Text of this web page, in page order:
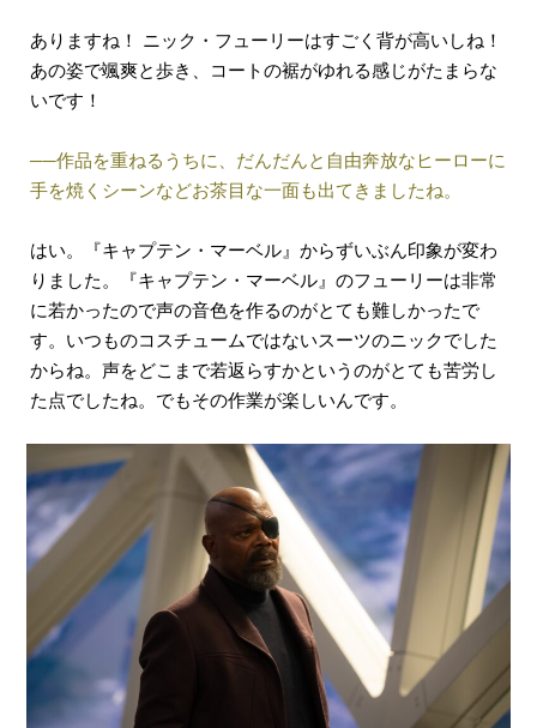
ありますね！ ニック・フューリーはすごく背が高いしね！
あの姿で颯爽と歩き、コートの裾がゆれる感じがたまらな
いです！
──作品を重ねるうちに、だんだんと自由奔放なヒーローに
手を焼くシーンなどお茶目な一面も出てきましたね。
はい。『キャプテン・マーベル』からずいぶん印象が変わ
りました。『キャプテン・マーベル』のフューリーは非常
に若かったので声の音色を作るのがとても難しかったで
す。いつものコスチュームではないスーツのニックでした
からね。声をどこまで若返らすかというのがとても苦労し
た点でしたね。でもその作業が楽しいんです。